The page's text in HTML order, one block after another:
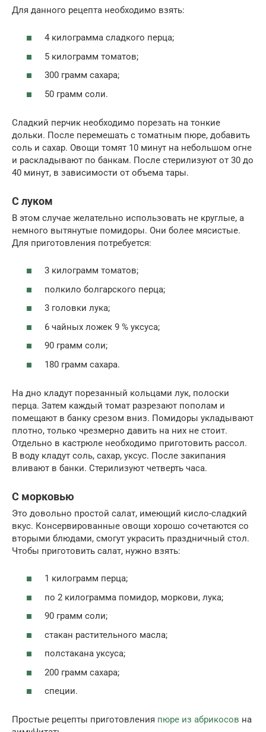
Для данного рецепта необходимо взять:
4 килограмма сладкого перца;
5 килограмм томатов;
300 грамм сахара;
50 грамм соли.
Сладкий перчик необходимо порезать на тонкие
дольки. После перемешать с томатным пюре, добавить
соль и сахар. Овощи томят 10 минут на небольшом огне
и раскладывают по банкам. После стерилизуют от 30 до
40 минут, в зависимости от объема тары.
С луком
В этом случае желательно использовать не круглые, а
немного вытянутые помидоры. Они более мясистые.
Для приготовления потребуется:
3 килограмм томатов;
полкило болгарского перца;
3 головки лука;
6 чайных ложек 9 % уксуса;
90 грамм соли;
180 грамм сахара.
На дно кладут порезанный кольцами лук, полоски
перца. Затем каждый томат разрезают пополам и
помещают в банку срезом вниз. Помидоры укладывают
плотно, только чрезмерно давить на них не стоит.
Отдельно в кастрюле необходимо приготовить рассол.
В воду кладут соль, сахар, уксус. После закипания
вливают в банки. Стерилизуют четверть часа.
С морковью
Это довольно простой салат, имеющий кисло-сладкий
вкус. Консервированные овощи хорошо сочетаются со
вторыми блюдами, смогут украсить праздничный стол.
Чтобы приготовить салат, нужно взять:
1 килограмм перца;
по 2 килограмма помидор, моркови, лука;
90 грамм соли;
стакан растительного масла;
полстакана уксуса;
200 грамм сахара;
специи.
Простые рецепты приготовления пюре из абрикосов на